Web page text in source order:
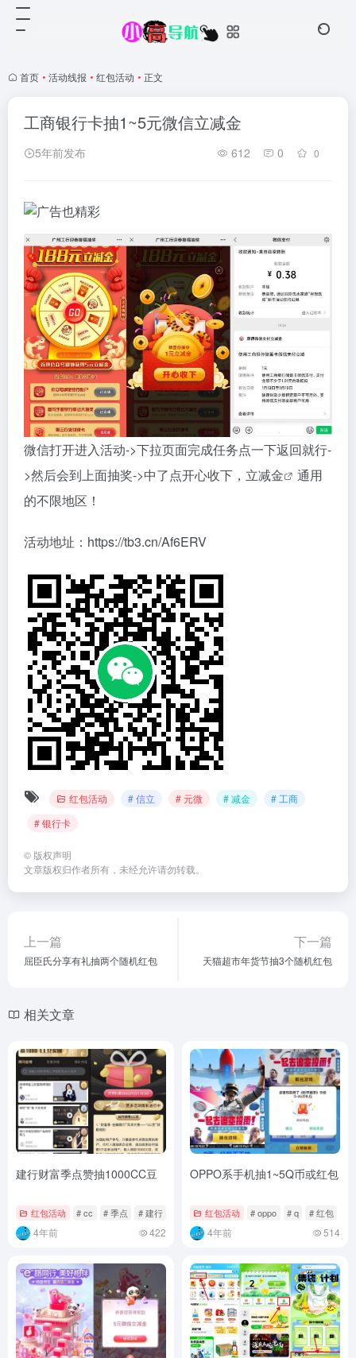
首页 • 活动线报 • 红包活动 • 正文
工商银行卡抽1~5元微信立减金
5年前发布 612 0 0
微信打开进入活动->下拉页面完成任务点一下返回就行-
>然后会到上面抽奖->中了点开心收下，立减金
通用
的不限地区！
活动地址：https://tb3.cn/Af6ERV
红包活动 # 信立 # 元微 # 减金
# 工商
# 银行卡
© 版权声明
文章版权归作者所有，未经允许请勿转载。
上一篇
屈臣氏分享有礼抽两个随机红包
下一篇
天猫超市年货节抽3个随机红包
相关文章
建行财富季点赞抽1000CC豆
红包活动 # cc # 季点 # 建行
4年前 422
OPPO系手机抽1~5Q币或红包
红包活动 # oppo # q # 红包
4年前 514